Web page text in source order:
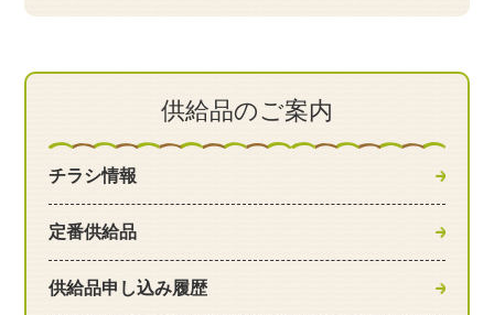
供給品のご案内
チラシ情報
定番供給品
供給品申し込み履歴